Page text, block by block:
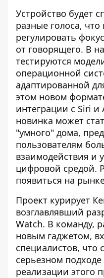
Устройство будет
разные голоса,
регулировать
от говорящего. В
тестируются
операционной
адаптированной
этом новом
интеграции с Siri
новинка может
"умного" дома,
пользователям
взаимодействия и
цифровой средой.
появиться на
Проект курирует
возглавлявший
Watch. В команду,
новым гаджетом,
специалистов, что
серьезном
реализации этого